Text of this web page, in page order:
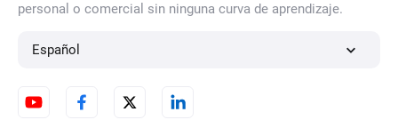
personal o comercial sin ninguna curva de aprendizaje.
Español